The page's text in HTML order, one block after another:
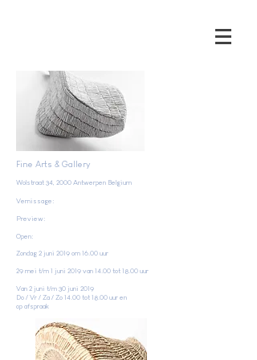
Fine Arts & Gallery
Wolstraat 34, 2000 Antwerpen Belgium
Vernissage:
Preview:
Open:
Zondag 2 juni 2019 om 16.00 uur
29 mei t/m 1 juni 2019 van 14.00 tot 18.00 uur
Van 2 juni t/m 30 juni 2019
Do / Vr / Za / Zo 14.00 tot 18.00 uur en
op afspraak